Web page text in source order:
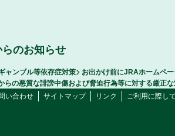
のお知らせ
ャンブル等依存症対策
お出かけ前にJRAホームペ
らの悪質な誹謗中傷および脅迫行為等に対する厳正
い合わせ
サイトマップ リンク ご利用に際し